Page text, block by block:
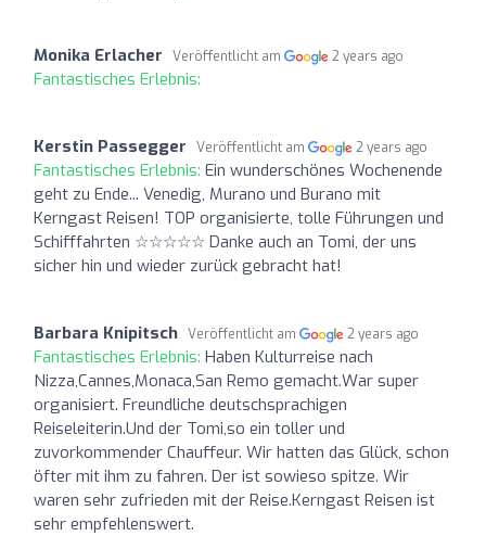
Monika Erlacher Veröffentlicht am 2 years ago
Fantastisches Erlebnis:
Kerstin Passegger Veröffentlicht am 2 years ago
Fantastisches Erlebnis: Ein wunderschönes Wochenende
geht zu Ende... Venedig, Murano und Burano mit
Kerngast Reisen! TOP organisierte, tolle Führungen und
Schifffahrten ☆☆☆☆☆ Danke auch an Tomi, der uns
sicher hin und wieder zurück gebracht hat!
Barbara Knipitsch Veröffentlicht am 2 years ago
Fantastisches Erlebnis: Haben Kulturreise nach
Nizza,Cannes,Monaca,San Remo gemacht.War super
organisiert. Freundliche deutschsprachigen
Reiseleiterin.Und der Tomi,so ein toller und
zuvorkommender Chauffeur. Wir hatten das Glück, schon
öfter mit ihm zu fahren. Der ist sowieso spitze. Wir
waren sehr zufrieden mit der Reise.Kerngast Reisen ist
sehr empfehlenswert.